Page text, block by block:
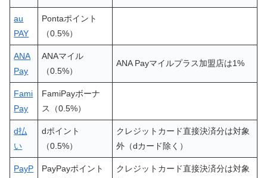
au
PAY
Pontaポイント
（0.5%）
ANA
Pay
ANAマイル
（0.5%）
ANA Payマイルプラス加盟店は1%
Fami
Pay
FamiPayボーナ
ス（0.5%）
d払
い
dポイント
（0.5%）
クレジットカード直接決済分は対象
外（dカード除く）
PayP
PayPayポイント
クレジットカード直接決済分は対象